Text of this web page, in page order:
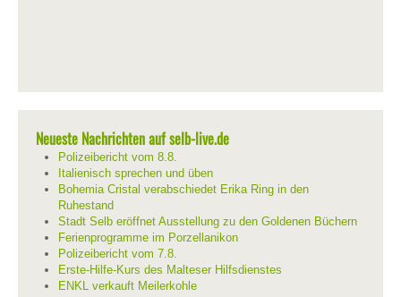
Neueste Nachrichten auf selb-live.de
Polizeibericht vom 8.8.
Italienisch sprechen und üben
Bohemia Cristal verabschiedet Erika Ring in den
Ruhestand
Stadt Selb eröffnet Ausstellung zu den Goldenen Büchern
Ferienprogramme im Porzellanikon
Polizeibericht vom 7.8.
Erste-Hilfe-Kurs des Malteser Hilfsdienstes
ENKL verkauft Meilerkohle